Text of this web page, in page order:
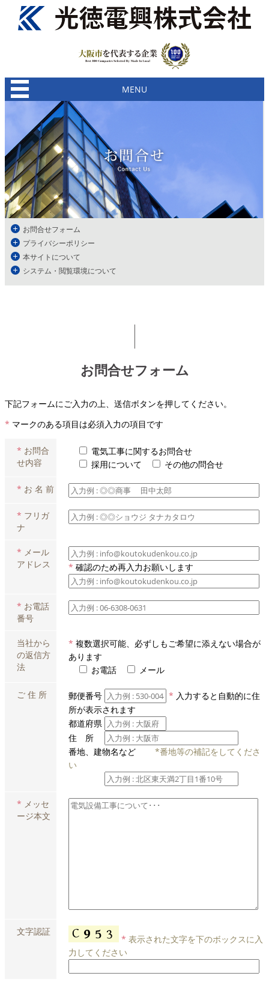
MENU
お問合せフォーム
プライバシーポリシー
本サイトについて
システム・閲覧環境について
お問合せフォーム
下記フォームにご入力の上、送信ボタンを押してください。
* マークのある項目は必須入力の項目です
* お問合
せ内容
電気工事に関するお問合せ
採用について
その他の問合せ
* お 名 前
* フリガ
ナ
* メール
アドレス
* 確認のため再入力お願いします
* お電話
番号
当社から
の返信方
法
* 複数選択可能、必ずしもご希望に添えない場合が
あります
お電話
メール
ご 住 所 郵便番号 * 入力すると自動的に住
所が表示されます
都道府県
住 所
番地、建物名など *番地等の補記をしてくださ
い
* メッセ
ージ本文
文字認証
* 表示された文字を下のボックスに入
力してください